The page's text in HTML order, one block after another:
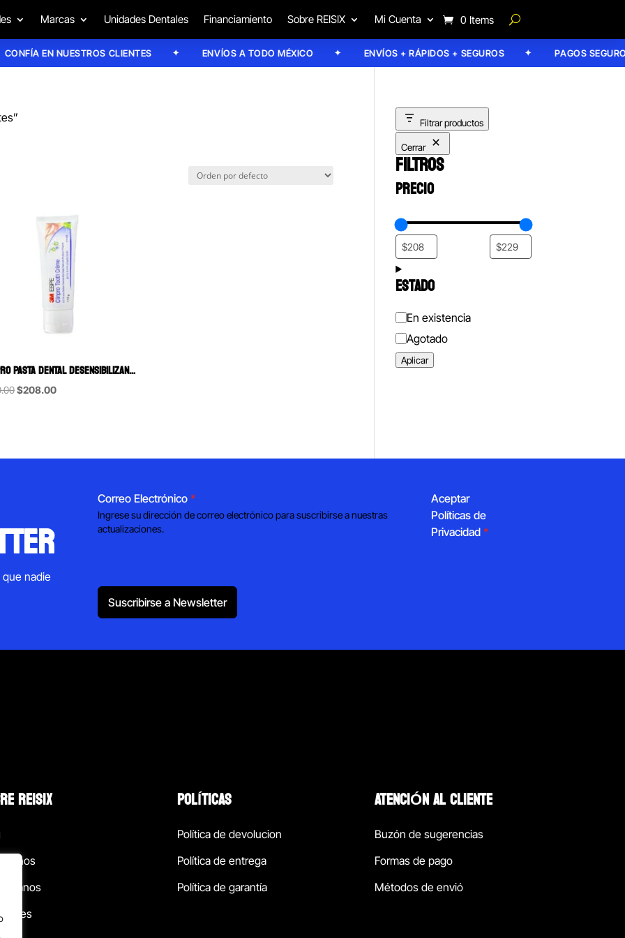
Marcas Unidades Dentales Financiamiento Sobre REISIX Mi Cuenta 0 Items
EN NUESTROS CLIENTES ENVÍOS A TODO MÉXICO ENVÍOS + RÁPIDOS + SEGUROS PAGOS SEGUROS
CLINPRO PASTA DENTAL DESENSIBILIZANTE, ANTICARIES Y REMINERALIZANTE 3M 113 GRS
Original
$208.00Current
Filtrar productos
Cerrar
FILTROS
PRECIO
ESTADO
Estado
En existencia
Agotado
Aplicar
nadie
Correo Electrónico *
Ingrese su dirección de correo electrónico para suscribirse a nuestras
actualizaciones.
Aceptar
Políticas de
Privacidad *
Suscribirse a Newsletter
REISIX POLÍTICAS
Política de devolucion
Política de entrega
Política de garantía
ATENCIÓN AL CLIENTE
Buzón de sugerencias
Formas de pago
Métodos de envió